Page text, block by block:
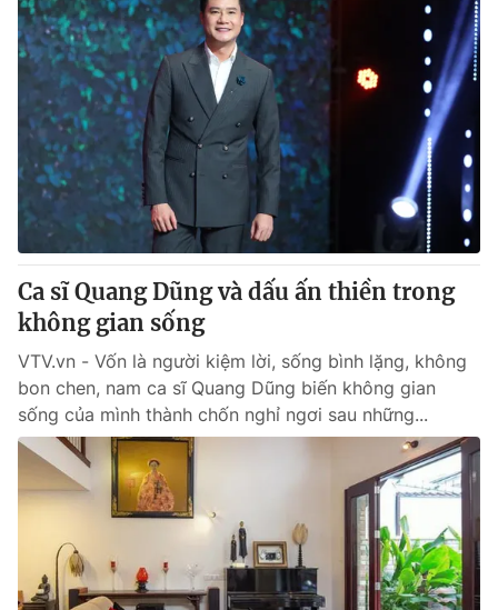
Ca sĩ Quang Dũng và dấu ấn thiền trong
không gian sống
VTV.vn - Vốn là người kiệm lời, sống bình lặng, không
bon chen, nam ca sĩ Quang Dũng biến không gian
sống của mình thành chốn nghỉ ngơi sau những...